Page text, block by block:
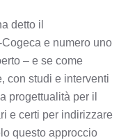
detto il
e numero uno
– e se come
con studi e interventi
progettualità per il
e certi per indirizzare
questo approccio